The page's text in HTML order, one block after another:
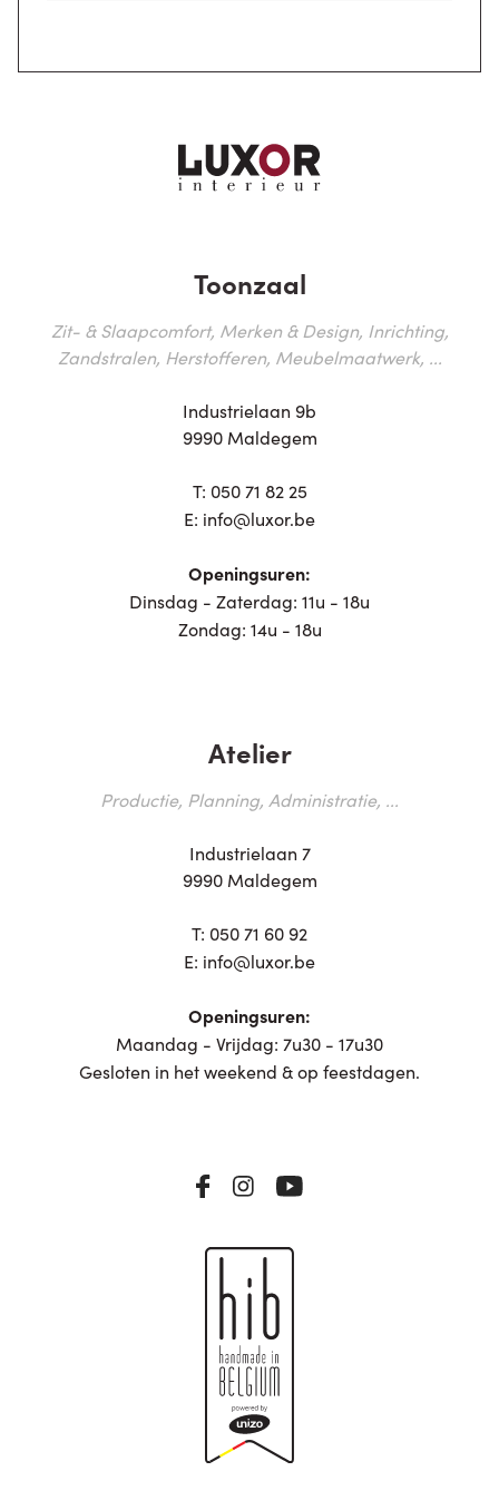
Toonzaal
Zit- & Slaapcomfort, Merken & Design, Inrichting,
Zandstralen, Herstofferen, Meubelmaatwerk, ...
Industrielaan 9b
9990 Maldegem
T: 050 71 82 25
E: info@luxor.be
Openingsuren:
Dinsdag - Zaterdag: 11u - 18u
Zondag: 14u - 18u
Atelier
Productie, Planning, Administratie, ...
Industrielaan 7
9990 Maldegem
T: 050 71 60 92
E: info@luxor.be
Openingsuren:
Maandag - Vrijdag: 7u30 - 17u30
Gesloten in het weekend & op feestdagen.